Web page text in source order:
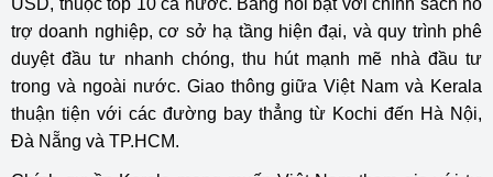
USD, thuộc top 10 cả nước. Bang nổi bật với chính sách hỗ
trợ doanh nghiệp, cơ sở hạ tầng hiện đại, và quy trình phê
duyệt đầu tư nhanh chóng, thu hút mạnh mẽ nhà đầu tư
trong và ngoài nước. Giao thông giữa Việt Nam và Kerala
thuận tiện với các đường bay thẳng từ Kochi đến Hà Nội,
Đà Nẵng và TP.HCM.